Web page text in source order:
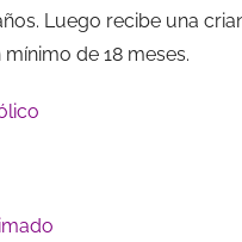
Luego recibe una
de 18 meses.